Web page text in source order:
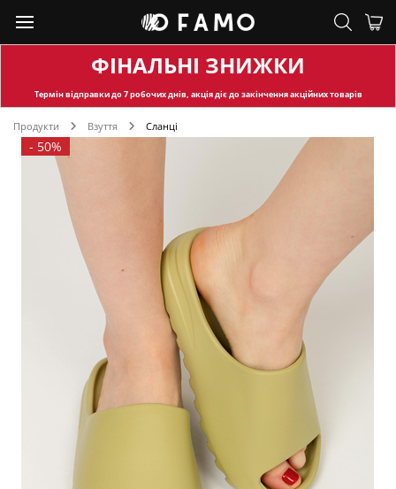
ФІНАЛЬНІ ЗНИЖКИ
Термін відправкидо 7 робочих днів, акція діє до закінчення акційних товарів
Продукти Взуття Сланці
- 50%